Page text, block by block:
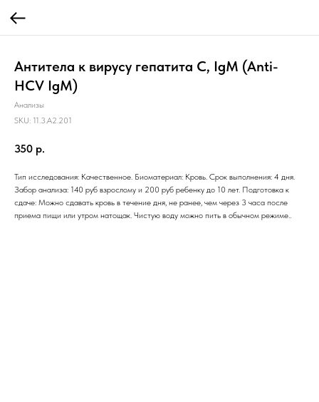
Антитела к вирусу гепатита C, IgM (Anti-
HCV IgM)
Анализы
SKU: 11.3.A2.201
350 р.
Тип исследования: Качественное. Биоматериал: Кровь. Срок выполнения: 4 дня.
Забор анализа: 140 руб взрослому и 200 руб ребенку до 10 лет. Подготовка к
сдаче: Можно сдавать кровь в течение дня, не ранее, чем через 3 часа после
приема пищи или утром натощак. Чистую воду можно пить в обычном режиме..